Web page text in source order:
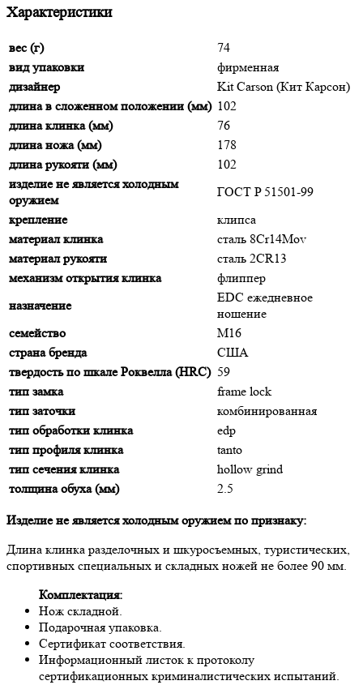
Характеристики
вес (г)
74
вид упаковки
фирменная
дизайнер
Kit Carson (Кит Карсон)
длина в сложенном положении (мм) 102
длина клинка (мм)
76
длина ножа (мм)
178
длина рукояти (мм)
102
изделие не является холодным
оружием
ГОСТ P 51501-99
крепление
клипса
материал клинка
сталь 8Cr14Mov
материал рукояти
сталь 2CR13
механизм открытия клинка
флиппер
назначение
EDC ежедневное
ношение
семейство
M16
страна бренда
США
твердость по шкале Роквелла (HRC) 59
тип замка
frame lock
тип заточки
комбинированная
тип обработки клинка
edp
тип профиля клинка
tanto
тип сечения клинка
hollow grind
толщина обуха (мм)
2.5
Изделие не является холодным оружием по признаку:
Длина клинка разделочных и шкуросъемных, туристических,
спортивных специальных и складных ножей не более 90 мм.
Комплектация:
Нож складной.
Подарочная упаковка.
Сертификат соответствия.
Информационный листок к протоколу
сертификационных криминалистических испытаний.